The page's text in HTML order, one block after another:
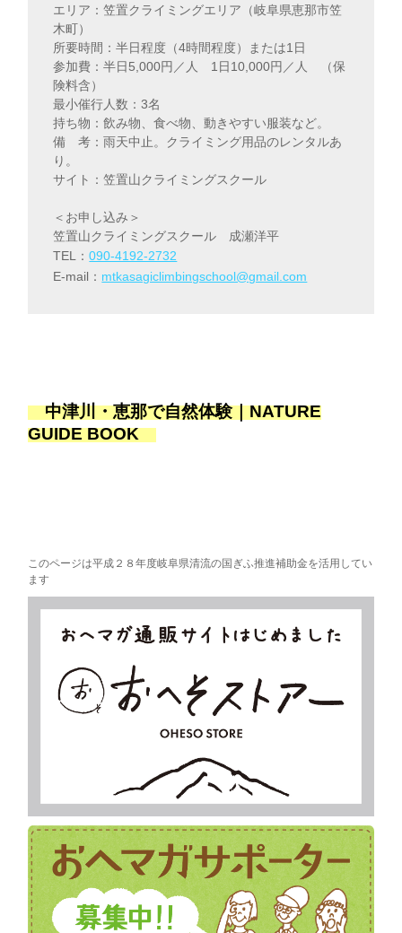
エリア：笠置クライミングエリア（岐阜県恵那市笠
木町）
所要時間：半日程度（4時間程度）または1日
参加費：半日5,000円／人 1日10,000円／人 （保
険料含）
最小催行人数：3名
持ち物：飲み物、食べ物、動きやすい服装など。
備 考：雨天中止。クライミング用品のレンタルあ
り。
サイト：笠置山クライミングスクール
＜お申し込み＞
笠置山クライミングスクール 成瀬洋平
TEL：090-4192-2732
E-mail： mtkasagiclimbingschool@gmail.com
中津川・恵那で自然体験｜NATURE
GUIDE BOOK
このページは平成２８年度岐阜県清流の国ぎふ推進補助金を活用してい
ます